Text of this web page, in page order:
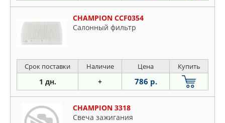
CHAMPION CCF0354
Салонный фильтр
Срок поставки Наличие Цена Купить
1 дн. + 786 р.
CHAMPION 3318
Свеча зажигания